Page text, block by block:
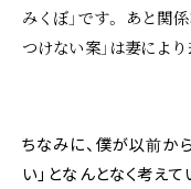
みくぼ」です。 あと関
つけない案」は妻により
ちなみに、僕が以前か
い」となんとなく考え